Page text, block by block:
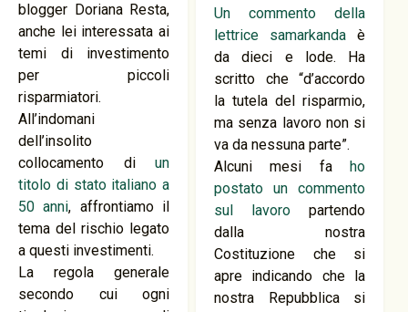
blogger Doriana Resta,
anche lei interessata ai
temi di investimento
per piccoli
risparmiatori.
All’indomani
dell’insolito
collocamento diun
titolo di stato italiano a
50 anni, affrontiamo il
tema del rischio legato
a questi investimenti.
La regola generale
secondo cui ogni
Un commento della
lettrice samarkanda è
da dieci e lode. Ha
scritto che “d’accordo
la tutela del risparmio,
ma senza lavoro non si
va da nessuna parte”.
Alcuni mesi faho
postato un commento
sul lavoro partendo
dalla nostra
Costituzione che si
apre indicando che la
nostra Repubblica si